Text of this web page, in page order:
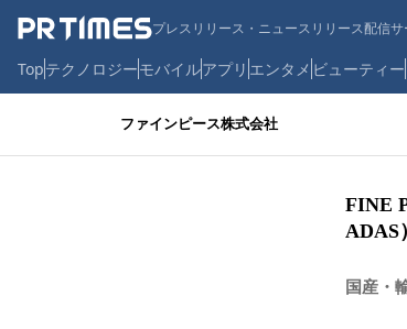
プレスリリース・ニュースリリース配信サ
Topテクノロジーモバイルアプリ エンタメ ビューティー
ファインピース株式会社
FINE
ADAS
国産・